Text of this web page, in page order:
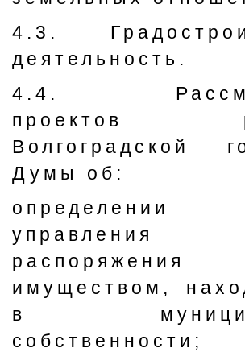
4.3.
деятельность.
4.4.
проектов
Волгоградской
Думы об:
определении
распоряжения
имуществом,
в
собственности;